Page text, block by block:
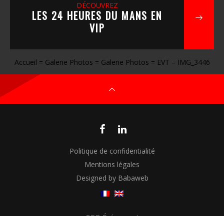
DÉCOUVREZ
LES 24 HEURES DU MANS EN
VIP
Accueil = Galerie Photos = Galerie Photos = EVT – IMG_3446
Politique de confidentialité
Mentions légales
Designed by Babaweb